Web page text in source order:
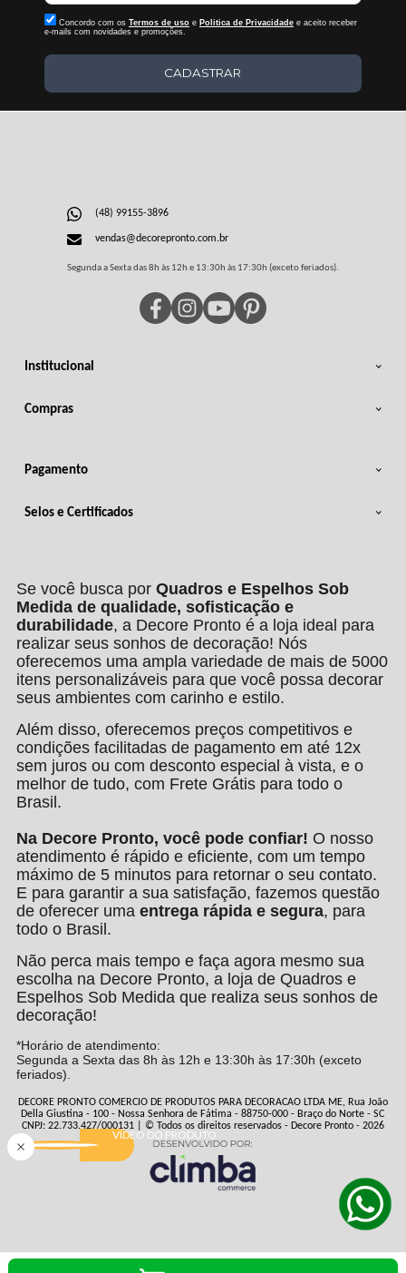
Concordo com os Termos de uso e Politica de Privacidadee aceito receber
e-mails com novidades e promoções.
CADASTRAR
Institucional
Compras
(48) 99155-3896
vendas@decorepronto.com.br
Segunda a Sexta das 8h às 12h e 13:30h às 17:30h (exceto feriados).
Pagamento
Selos e Certificados
Se você busca por Quadros e Espelhos Sob
Medida de qualidade, sofisticação e
durabilidade, a Decore Pronto é a loja ideal para
realizar seus sonhos de decoração! Nós
oferecemos uma ampla variedade de mais de 5000
itens personalizáveis para que você possa decorar
seus ambientes com carinho e estilo.
Além disso, oferecemos preços competitivos e
condições facilitadas de pagamento em até 12x
sem juros ou com desconto especial à vista, e o
melhor de tudo, com Frete Grátis para todo o
Brasil.
Na Decore Pronto, você pode confiar! O nosso
atendimento é rápido e eficiente, com um tempo
máximo de 5 minutos para retornar o seu contato.
E para garantir a sua satisfação, fazemos questão
de oferecer uma entrega rápida e segura, para
todo o Brasil.
Não perca mais tempo e faça agora mesmo sua
escolha na Decore Pronto, a loja de Quadros e
Espelhos Sob Medida que realiza seus sonhos de
decoração!
*Horário de atendimento:
Segunda a Sexta das 8h às 12h e 13:30h às 17:30h (exceto
feriados).
DECORE PRONTO COMERCIO DE PRODUTOS PARA DECORACAO LTDA ME, Rua João
Della Giustina - 100 - Nossa Senhora de Fátima - 88750-000 - Braço do Norte - SC
CNPJ: 22.733.427/000131 | © Todos os direitos reservados - Decore Pronto - 2026